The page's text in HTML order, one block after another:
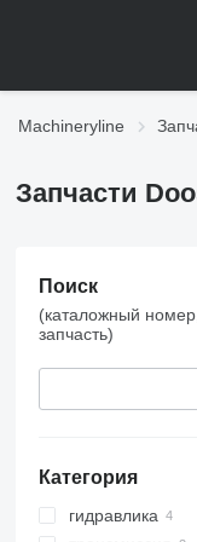
Machineryline
Запчасти
Поиск
(каталожный
запчасть)
Категория
гидравлика